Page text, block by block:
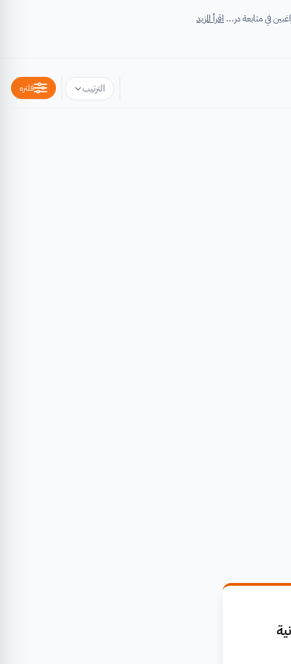
اقرأ المزيد
الترتيب فلتره